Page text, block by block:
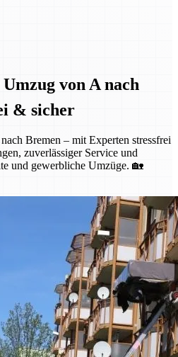
von A nach
& sicher
Bremen – mit Experten stressfrei
zuverlässiger Service und
und gewerbliche Umzüge. 🏡